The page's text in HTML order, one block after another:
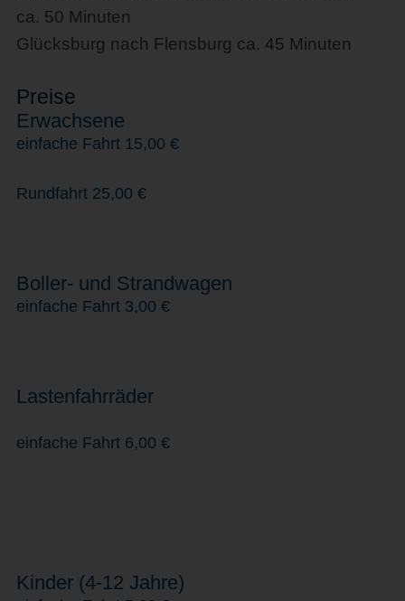
ca. 50 Minuten
Glücksburg nach Flensburg ca. 45 Minuten
Preise
Erwachsene
einfache Fahrt 15,00 €
Rundfahrt 25,00 €
Boller- und Strandwagen
einfache Fahrt 3,00 €
Lastenfahrräder
einfache Fahrt 6,00 €
Kinder (4-12 Jahre)